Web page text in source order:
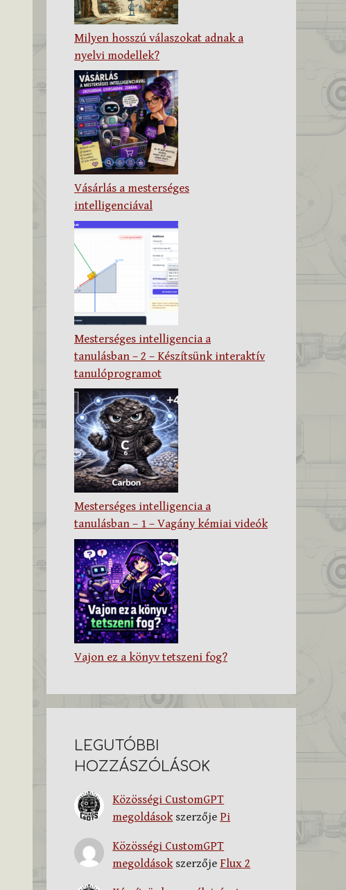
Milyen hosszú válaszokat adnak a
nyelvi modellek?
Vásárlás a mesterséges
intelligenciával
Mesterséges intelligencia a
tanulásban – 2 – Készítsünk interaktív
tanulóprogramot
Mesterséges intelligencia a
tanulásban – 1 – Vagány kémiai videók
Vajon ez a könyv tetszeni fog?
LEGUTÓBBI
HOZZÁSZÓLÁSOK
Közösségi CustomGPT
megoldásokszerzője Pi
Közösségi CustomGPT
megoldásokszerzője Flux 2